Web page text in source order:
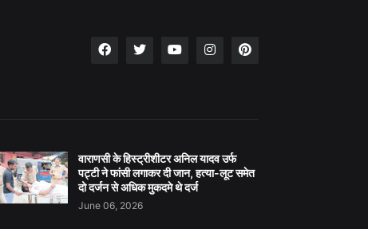
वाराणसी के हिस्ट्रीशीटर अनिल यादव उर्फ
पट्टी ने फांसी लगाकर दी जान, हत्या-लूट समेत
दो दर्जन से अधिक मुकदमे थे दर्ज
June 06, 2026